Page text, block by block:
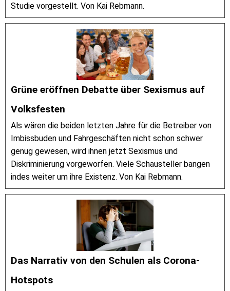
Studie vorgestellt. Von Kai Rebmann.
Grüne eröffnen Debatte über Sexismus auf
Volksfesten
Als wären die beiden letzten Jahre für die Betreiber von
Imbissbuden und Fahrgeschäften nicht schon schwer
genug gewesen, wird ihnen jetzt Sexismus und
Diskriminierung vorgeworfen. Viele Schausteller bangen
indes weiter um ihre Existenz. Von Kai Rebmann.
Das Narrativ von den Schulen als Corona-
Hotspots